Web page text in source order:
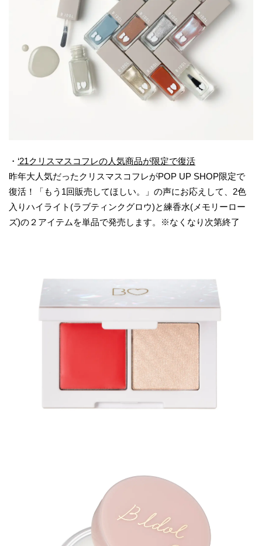
・ ‘21クリスマスコフレの人気商品が限定で復活
昨年大人気だったクリスマスコフレがPOP UP SHOP限定で
復活！「もう1回販売してほしい。」の声にお応えして、2色
入りハイライト(ラブティンクグロウ)と練香水(メモリーロー
ズ)の２アイテムを単品で発売します。※なくなり次第終了